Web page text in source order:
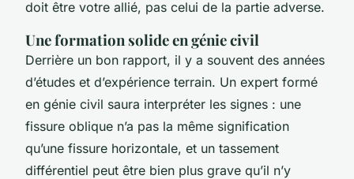
doit être votre allié, pas celui de la partie adverse.
Une formation solide en génie civil
Derrière un bon rapport, il y a souvent des années
d’études et d’expérience terrain. Un expert formé
en génie civil saura interpréter les signes : une
fissure oblique n’a pas la même signification
qu’une fissure horizontale, et un tassement
différentiel peut être bien plus grave qu’il n’y